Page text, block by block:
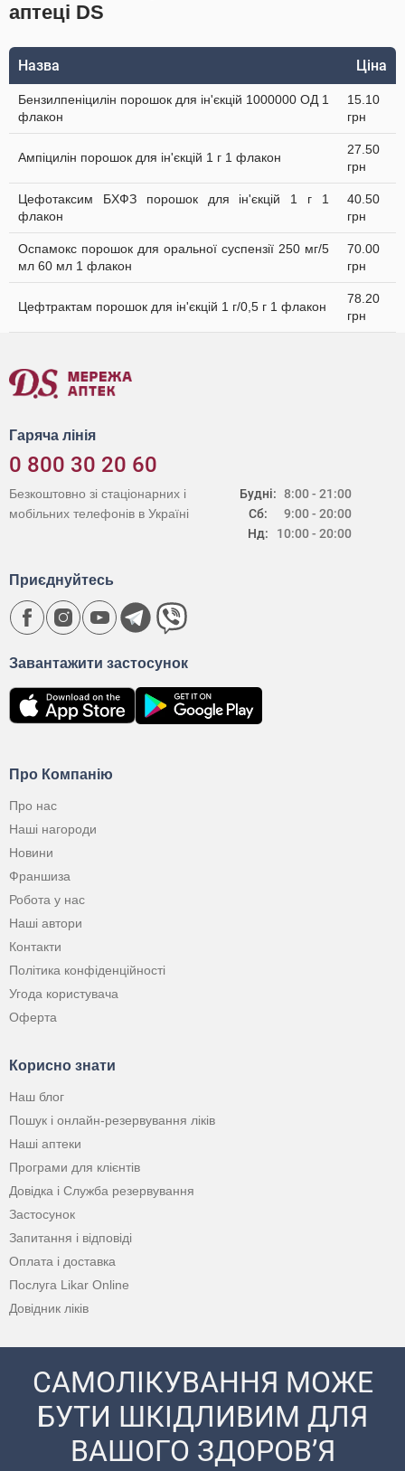
аптеці DS
Назва Ціна
Бензилпеніцилін порошок для ін'єкцій 1000000 ОД 1
флакон
15.10
грн
Ампіцилін порошок для ін'єкцій 1 г 1 флакон
27.50
грн
Цефотаксим БХФЗ порошок для ін'єкцій 1 г 1
флакон
40.50
грн
Оспамокс порошок для оральної суспензії 250 мг/5
мл 60 мл 1 флакон
70.00
грн
Цефтрактам порошок для ін'єкцій 1 г/0,5 г 1 флакон
78.20
грн
Гаряча лінія
0 800 30 20 60
Будні:
Сб:
Нд:
8:00 - 21:00
9:00 - 20:00
10:00 - 20:00
Безкоштовно зі стаціонарних і
мобільних телефонів в Україні
Про Компанію
Про нас
Наші нагороди
Новини
Франшиза
Робота у нас
Наші автори
Контакти
Політика конфіденційності
Угода користувача
Оферта
Корисно знати
Наш блог
Пошук і онлайн-резервування ліків
Наші аптеки
Програми для клієнтів
Довідка і Служба резервування
Застосунок
Запитання і відповіді
Оплата і доставка
Послуга Likar Online
Довідник ліків
Завантажити застосунок
Приєднуйтесь
САМОЛІКУВАННЯ МОЖЕ
БУТИ ШКІДЛИВИМ ДЛЯ
ВАШОГО ЗДОРОВ’Я